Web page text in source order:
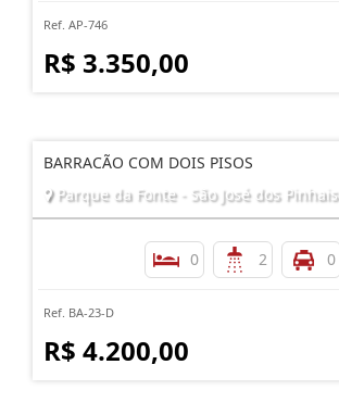
Ref. AP-746
R$ 3.350,00
BARRACÃO COM DOIS PISOS
Parque da Fonte - São José dos Pinhais
0 2 0
Ref. BA-23-D
R$ 4.200,00